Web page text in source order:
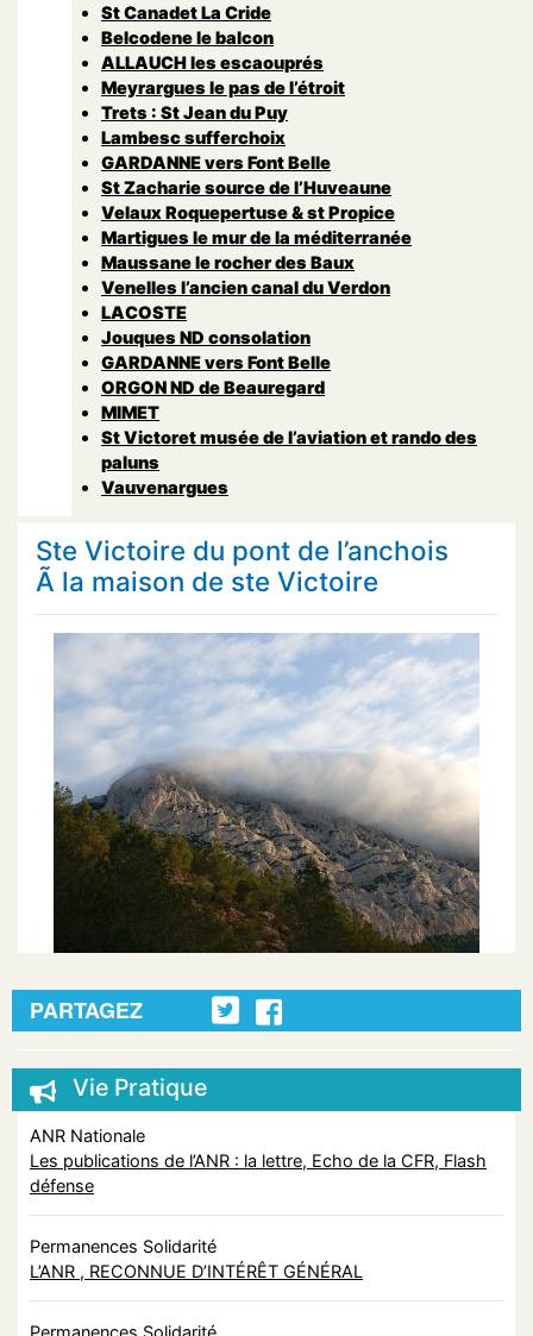
St Canadet La Cride
Belcodene le balcon
ALLAUCH les escaouprés
Meyrargues le pas de l’étroit
Trets : St Jean du Puy
Lambesc sufferchoix
GARDANNE vers Font Belle
St Zacharie source de l’Huveaune
Velaux Roquepertuse & st Propice
Martigues le mur de la méditerranée
Maussane le rocher des Baux
Venelles l’ancien canal du Verdon
LACOSTE
Jouques ND consolation
GARDANNE vers Font Belle
ORGON ND de Beauregard
MIMET
St Victoret musée de l’aviation et rando des
paluns
Vauvenargues
Ste Victoire du pont de l’anchois
Ã la maison de ste Victoire
PARTAGEZ
Vie Pratique
ANR Nationale
Les publications de l’ANR : la lettre, Echo de la CFR, Flash
défense
Permanences Solidarité
L’ANR , RECONNUE D’INTÉRÊT GÉNÉRAL
Permanences Solidarité